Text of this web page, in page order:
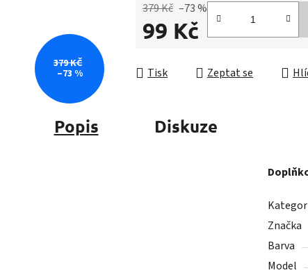
379 Kč –73 %
99 Kč
Tisk Zeptat se
379 KČ
–73 %
Popis Diskuze
Značka
Barva
Model